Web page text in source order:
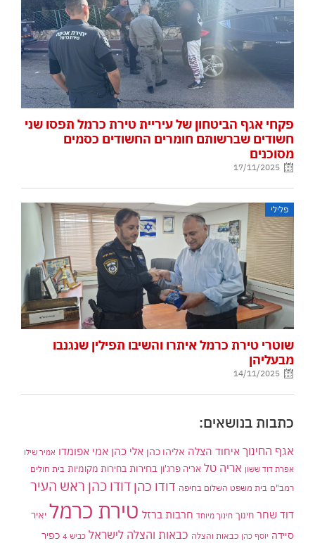
פקחי אגף הביטחון של עיריית טירת כרמל תפסו שני
חשודים שברשותם חומרים החשודים כסמים
מסוכנים
17/11/2025
פלילי
שוטרי טירת כרמל איתרו והשיבו תפילין שנגנבו
מבעליהן
14/11/2025
כתבות בנושאים:
אגף החינוך איחוד הצלה אליהו כהן אלי כהן אמי אפומדו אמיר שילו
אפרת דוד ששון אריה טל אריה פרג'ון בחירות בחירות מקומיות בית חולים
רמב"ם בית משפט השלום בחיפה דודו כהן דודו כהן ראש העיר
דוד שחר חינוך חינוך מיוחד חרבות ברזל טירת כרמל יאיר
סיידה יוסף כהן כבאות והצלה כבאות והצלה לישראל כביש 4
כפיר